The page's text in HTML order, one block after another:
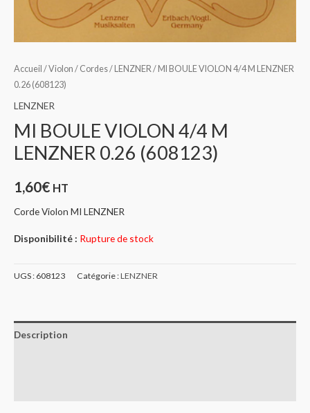
Accueil /Violon / Cordes/ LENZNER / MI BOULE VIOLON 4/4 M LENZNER
0.26 (608123)
LENZNER
MI BOULE VIOLON 4/4 M
LENZNER 0.26 (608123)
1,60€ HT
Corde Violon MI LENZNER
Disponibilité : Rupture de stock
UGS : 608123 Catégorie :LENZNER
Description